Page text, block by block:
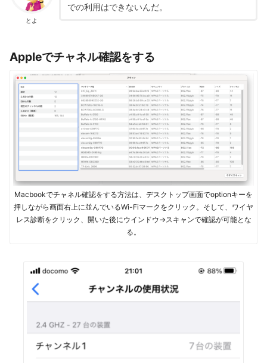
とよ
での利用はできないんだ。
Appleでチャネル確認をする
Macbookでチャネル確認をする方法は、デスクトップ画面でoptionキーを
押しながら画面右上に並んでいるWi-Fiマークをクリック。そして、ワイヤ
レス診断をクリック、開いた後にウインドウ→スキャンで確認が可能とな
る。